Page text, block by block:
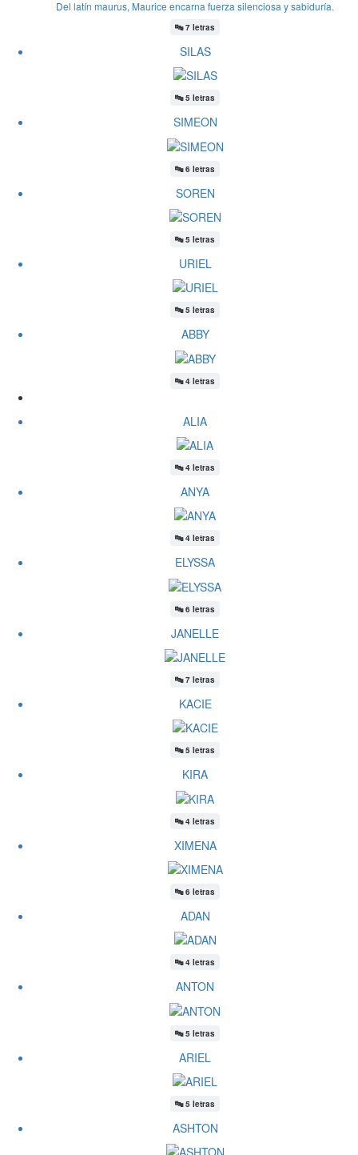
Del latín maurus, Maurice encarna fuerza silenciosa y sabiduría.
🔤7 letras
SILAS
🔤5 letras
SIMEON
🔤6 letras
SOREN
🔤5 letras
URIEL
🔤5 letras
ABBY
🔤4 letras
ALIA
🔤4 letras
ANYA
🔤4 letras
ELYSSA
🔤6 letras
JANELLE
🔤7 letras
KACIE
🔤5 letras
KIRA
🔤4 letras
XIMENA
🔤6 letras
ADAN
🔤4 letras
ANTON
🔤5 letras
ARIEL
🔤5 letras
ASHTON